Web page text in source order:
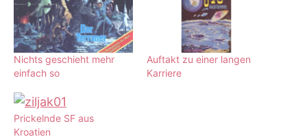
Nichts geschieht mehr
einfach so
Auftakt zu einer langen
Karriere
Prickelnde SF aus
Kroatien